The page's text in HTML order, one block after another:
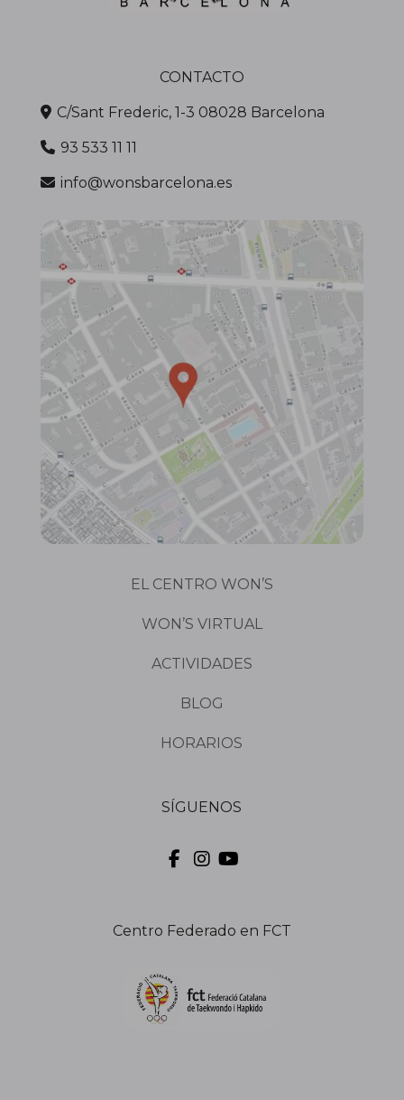
CONTACTO
C/Sant Frederic, 1-3 08028 Barcelona
93 533 11 11
info@wonsbarcelona.es
EL CENTRO WON’S
WON’S VIRTUAL
ACTIVIDADES
BLOG
HORARIOS
SÍGUENOS
Centro Federado en FCT